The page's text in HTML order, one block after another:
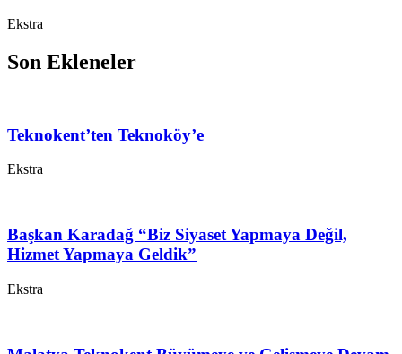
Ekstra
Son Ekleneler
Teknokent’ten Teknoköy’e
Ekstra
Başkan Karadağ “Biz Siyaset Yapmaya Değil,
Hizmet Yapmaya Geldik”
Ekstra